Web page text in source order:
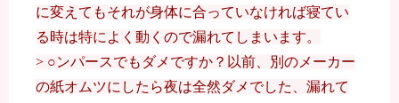
に変えてもそれが身体に合っていなければ寝てい
る時は特によく動くので漏れてしまいます。
> ○ンパースでもダメですか？以前、別のメーカー
の紙オムツにしたら夜は全然ダメでした、漏れて